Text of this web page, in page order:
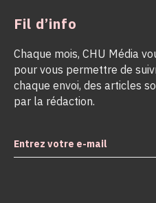
Fil d’info
Chaque mois, CHU Média
pour vous permettre de
chaque envoi, des articles
par la rédaction.